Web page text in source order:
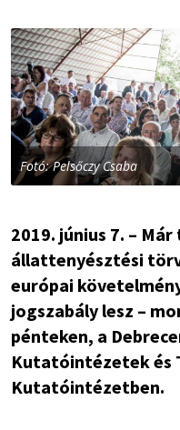
Fotó: Pelsőczy Csaba
2019. június 7. –
állattenyésztési
európai
jogszabály lesz –
pénteken, a
Kutatóintézetek és
Kutatóintézetben.